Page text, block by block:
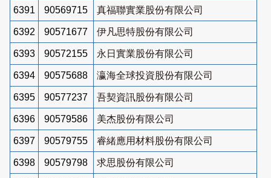
6391 90569715 真福聯實業股份有限公司
6392 90571677 伊凡思特股份有限公司
6393 90572155 永日實業股份有限公司
6394 90575688 瀛海全球投資股份有限公司
6395 90577237 吾契資訊股份有限公司
6396 90579586 美杰股份有限公司
6397 90579755 睿緒應用材料股份有限公司
6398 90579798 求思股份有限公司